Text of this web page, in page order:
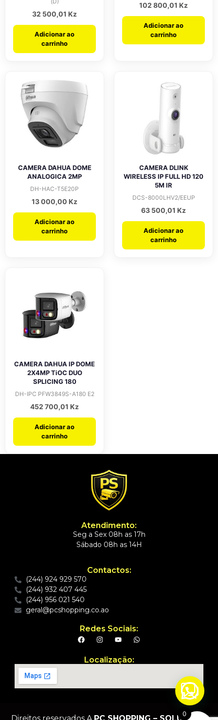
32 500,01 Kz
Adicionar ao
carrinho
102 800,01 Kz
Adicionar ao
carrinho
CAMERA DAHUA DOME
ANALOGICA 2MP
DH-HAC-T5E20P
13 000,00 Kz
Adicionar ao
carrinho
CAMERA DLINK
WIRELESS IP FULL HD 120
5M IR
DCS-8000LHV2/EEUP
63 500,01 Kz
Adicionar ao
carrinho
CAMERA DAHUA IP DOME
2X4MP TiOC DUO
SPLICING 180
DH-IPC PFW3849S-A180 E2
452 700,01 Kz
Adicionar ao
carrinho
Atendimento:
Seg a Sex 08h as 17h
Sábado 08h as 14H
Contactos:
(244) 924 929 570
(244) 932 407 445
(244) 956 021 540
geral@pcshopping.co.ao
Redes Sociais:
Localização:
0
Precisa de ajuda?